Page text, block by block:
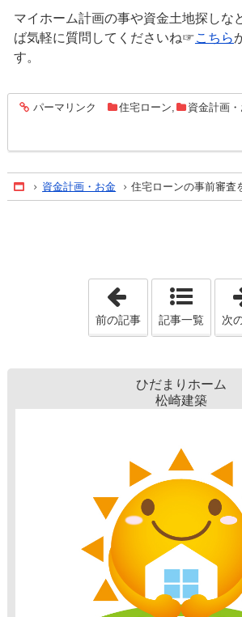
マイホーム計画の事や資金土地探しな
ば気軽に質問してくださいね☞こちら
す。
entry364
パーマリンク 住宅ローン 資金計画
Home
資金計画・お金 住宅ローンの事前審査
「台風10号に備
前の記事 記事一覧 次
ひだまりホーム
松崎建築